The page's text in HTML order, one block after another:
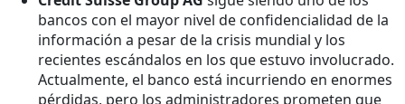
bancos con el mayor nivel de confidencialidad de la
información a pesar de la crisis mundial y los
recientes escándalos en los que estuvo involucrado.
Actualmente, el banco está incurriendo en enormes
pérdidas, pero los administradores prometen que